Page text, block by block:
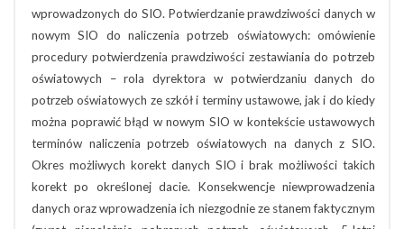
wprowadzonych do SIO. Potwierdzanie prawdziwości danych w
nowym SIO do naliczenia potrzeb oświatowych: omówienie
procedury potwierdzenia prawdziwości zestawiania do potrzeb
oświatowych – rola dyrektora w potwierdzaniu danych do
potrzeb oświatowych ze szkół i terminy ustawowe, jak i do kiedy
można poprawić błąd w nowym SIO w kontekście ustawowych
terminów naliczenia potrzeb oświatowych na danych z SIO.
Okres możliwych korekt danych SIO i brak możliwości takich
korekt po określonej dacie. Konsekwencje niewprowadzenia
danych oraz wprowadzenia ich niezgodnie ze stanem faktycznym